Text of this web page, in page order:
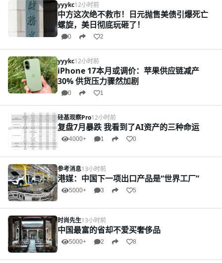
yyykc12小时前
中方这次绝不救市！日元抛售美债引爆死亡
螺旋，美日彻底玩砸了！
0 2
yyykc12小时前
iPhone 17本月或调价：苹果供应链减产
30% 供货压力骤然加剧
0 1
硅基观察Pro12小时前
复盘7月暴跌 我看到了AI资产的三种命运
4000+ 1 0
参考消息13小时前
港媒：中国下一项出口产品是“世界工厂”
5000+ 3 5
时尚先生13小时前
中国最富的省却不爱买奢侈品
5000+ 2 8